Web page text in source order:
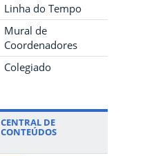
Linha do Tempo
Mural de
Coordenadores
Colegiado
CENTRAL DE
CONTEÚDOS